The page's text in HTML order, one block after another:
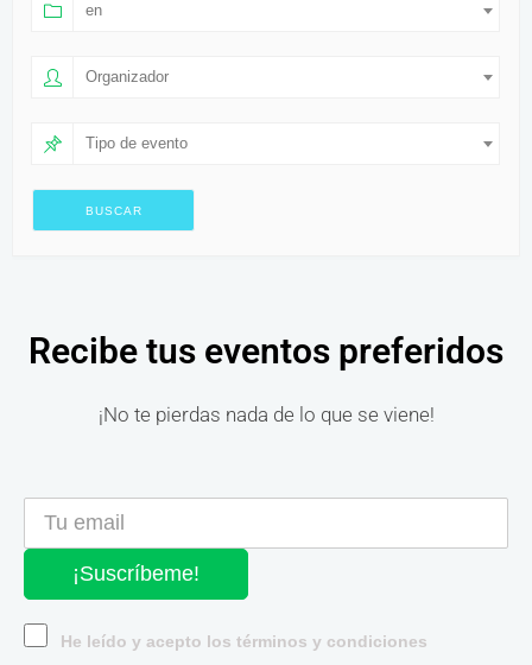
en
Organizador
Tipo de evento
Recibe tus eventos preferidos
¡No te pierdas nada de lo que se viene!
¡Suscríbeme!
He leído y acepto los términos y condiciones